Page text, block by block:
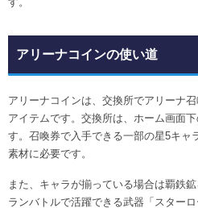
アリーナコインの使い道
アリーナコインは、交換所でアリーナ
アイテムです。交換所は、ホーム画面
す。召喚券で入手できる一部の星5キャ
素材に必要です。
また、キャラが揃っている場合は覇鉄
ランバトルで活躍できる武器「スター